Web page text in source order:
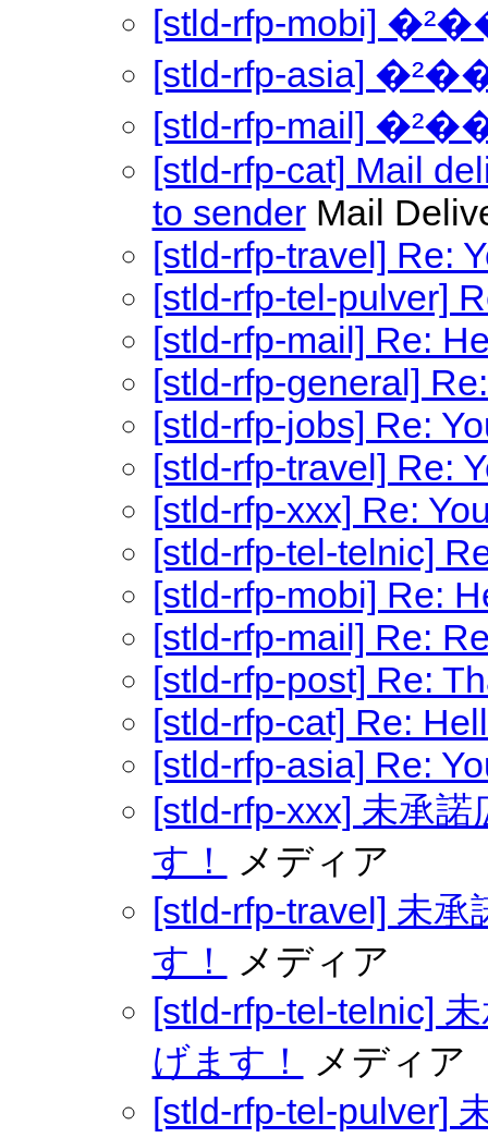
[stld-rfp-mobi]
[stld-rfp-asia]
[stld-rfp-mail]
[stld-rfp-cat] Mail
to senderMail
[stld-rfp-travel] Re:
[stld-rfp-tel-pulver]
[stld-rfp-mail] Re:
[stld-rfp-general]
[stld-rfp-jobs] Re:
[stld-rfp-travel] Re:
[stld-rfp-xxx] Re:
[stld-rfp-tel-telnic]
[stld-rfp-mobi] Re:
[stld-rfp-mail] Re:
[stld-rfp-post] Re:
[stld-rfp-cat] Re:
[stld-rfp-asia] Re:
[stld-rfp-xxx] 未承
す！
メディア
[stld-rfp-travel] 未
す！
メディア
[stld-rfp-tel-telnic]
げます！
メディア
[stld-rfp-tel-pulver]